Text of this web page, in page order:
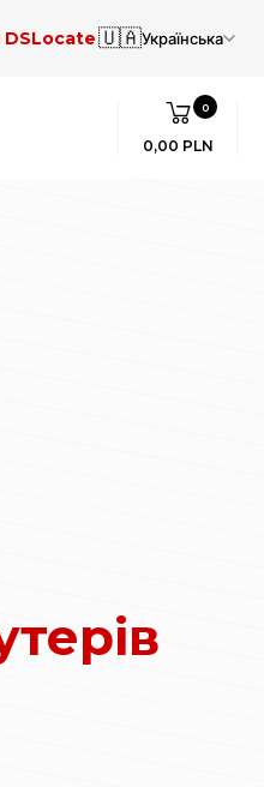
DSLocate🇺🇦Українська
0
0,00 PLN